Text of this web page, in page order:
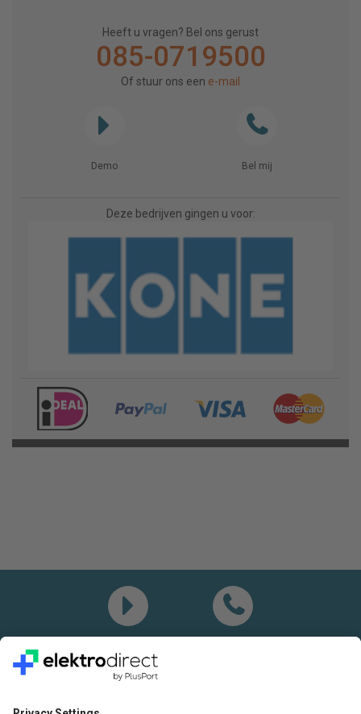
Heeft u vragen? Bel ons gerust
085-0719500
Of stuur ons een e-mail
Demo Bel mij
Deze bedrijven gingen u voor: